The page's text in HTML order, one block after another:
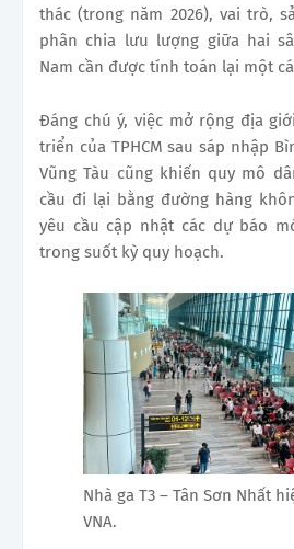
thác (trong năm 2026), vai trò,
phân chia lưu lượng giữa hai
Nam cần được tính toán lại một
Đáng chú ý, việc mở rộng địa
triển của TPHCM sau sáp nhập
Vũng Tàu cũng khiến quy mô
cầu đi lại bằng đường hàng
yêu cầu cập nhật các dự báo
trong suốt kỳ quy hoạch.
Nhà ga T3 – Tân Sơn Nhất
VNA.